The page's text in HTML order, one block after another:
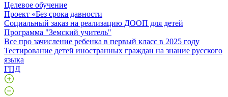
Целевое обучение
Проект «Без срока давности
Социальный заказ на реализацию ДООП для детей
Программа "Земский учитель"
Все про зачисление ребенка в первый класс в 2025 году
Тестирование детей иностранных граждан на знание русского
языка
ГПД